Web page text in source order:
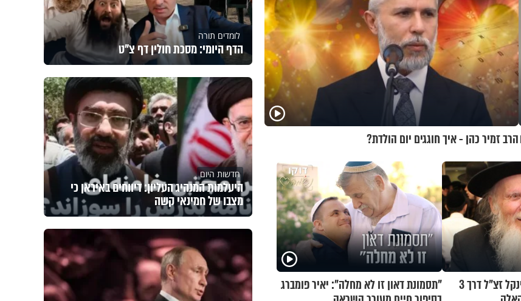
הרב זמיר כהן - איך חוגגים יום הולדת?
הכירו את הרב אריה פינקל זצ"ל דרך 3
"תסמונת דאון זו לא מחלה": יאיר פומברג
לומדים תורה
הדף היומי: מסכת חולין דף צ"ט
חדשות היום
היעלמות המנהיג העליון: דיווחים באיראן כי
מצבו של חמינאי קשה